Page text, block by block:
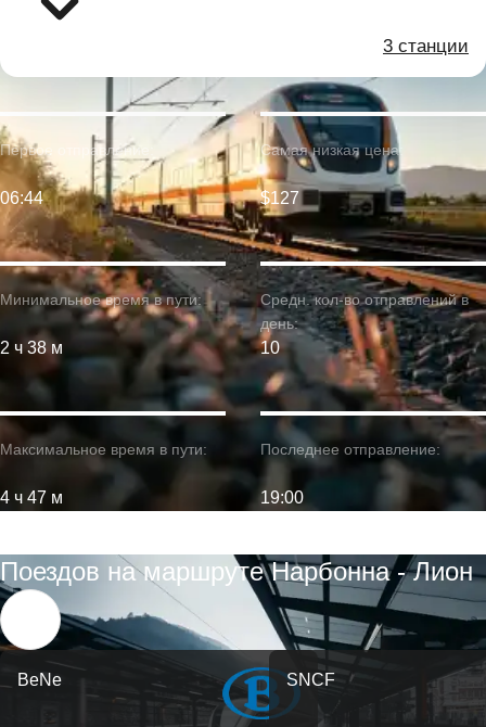
3 станции
Минимальное время в пути:
2 ч 38 м
Первое отправление:
06:44
Максимальное время в пути:
4 ч 47 м
Самая низкая цена:
$127
Средн. кол-во отправлений в
день:
10
Последнее отправление:
19:00
Поездов на маршруте Нарбонна - Лион
BeNe SNCF